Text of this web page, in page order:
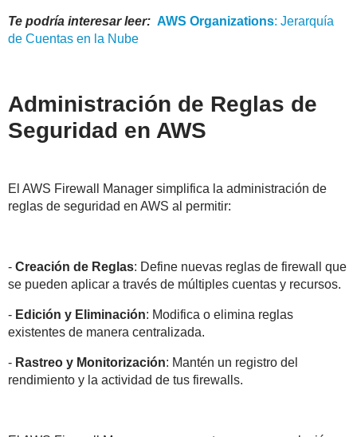
Te podría interesar leer: AWS Organizations: Jerarquía
de Cuentas en la Nube
Administración de Reglas de
Seguridad en AWS
El AWS Firewall Manager simplifica la administración de
reglas de seguridad en AWS al permitir:
- Creación de Reglas: Define nuevas reglas de firewall que
se pueden aplicar a través de múltiples cuentas y recursos.
- Edición y Eliminación: Modifica o elimina reglas
existentes de manera centralizada.
- Rastreo y Monitorización: Mantén un registro del
rendimiento y la actividad de tus firewalls.